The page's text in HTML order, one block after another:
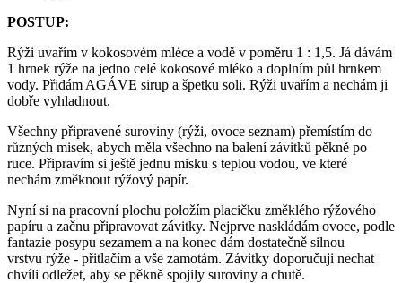
POSTUP:
Rýži uvařím v kokosovém mléce a vodě v poměru 1 : 1,5. Já dávám
1 hrnek rýže na jedno celé kokosové mléko a doplním půl hrnkem
vody. Přidám AGÁVE sirup a špetku soli. Rýži uvařím a nechám ji
dobře vyhladnout.
Všechny připravené suroviny (rýži, ovoce seznam) přemístím do
různých misek, abych měla všechno na balení závitků pěkně po
ruce. Připravím si ještě jednu misku s teplou vodou, ve které
nechám změknout rýžový papír.
Nyní si na pracovní plochu položím placičku změklého rýžového
papíru a začnu připravovat závitky. Nejprve naskládám ovoce, podle
fantazie posypu sezamem a na konec dám dostatečně silnou
vrstvu rýže - přitlačím a vše zamotám. Závitky doporučuji nechat
chvíli odležet, aby se pěkně spojily suroviny a chutě.